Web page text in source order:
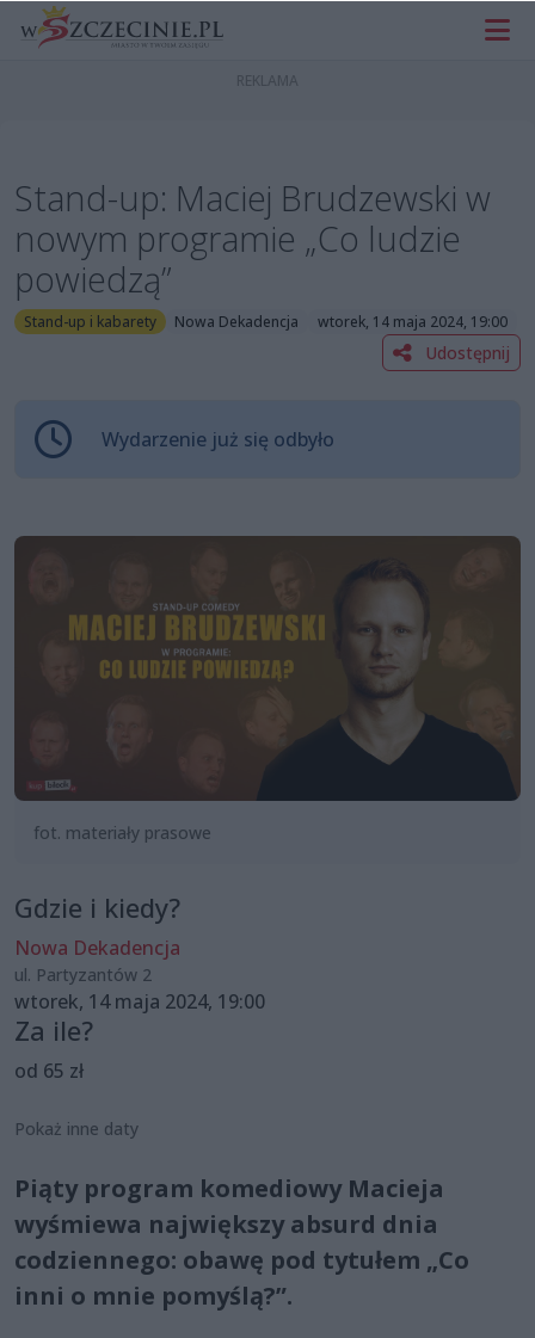
Stand-up: Maciej Brudzewski w
nowym programie „Co ludzie
powiedzą”
Stand-up i kabarety Nowa Dekadencja wtorek, 14 maja 2024, 19:00
Udostępnij
Wydarzenie już się odbyło
fot. materiały prasowe
Gdzie i kiedy?
Nowa Dekadencja
ul. Partyzantów 2
wtorek, 14 maja 2024, 19:00
Za ile?
od 65 zł
Pokaż inne daty
Piąty program komediowy Macieja
wyśmiewa największy absurd dnia
codziennego: obawę pod tytułem „Co
inni o mnie pomyślą?”.